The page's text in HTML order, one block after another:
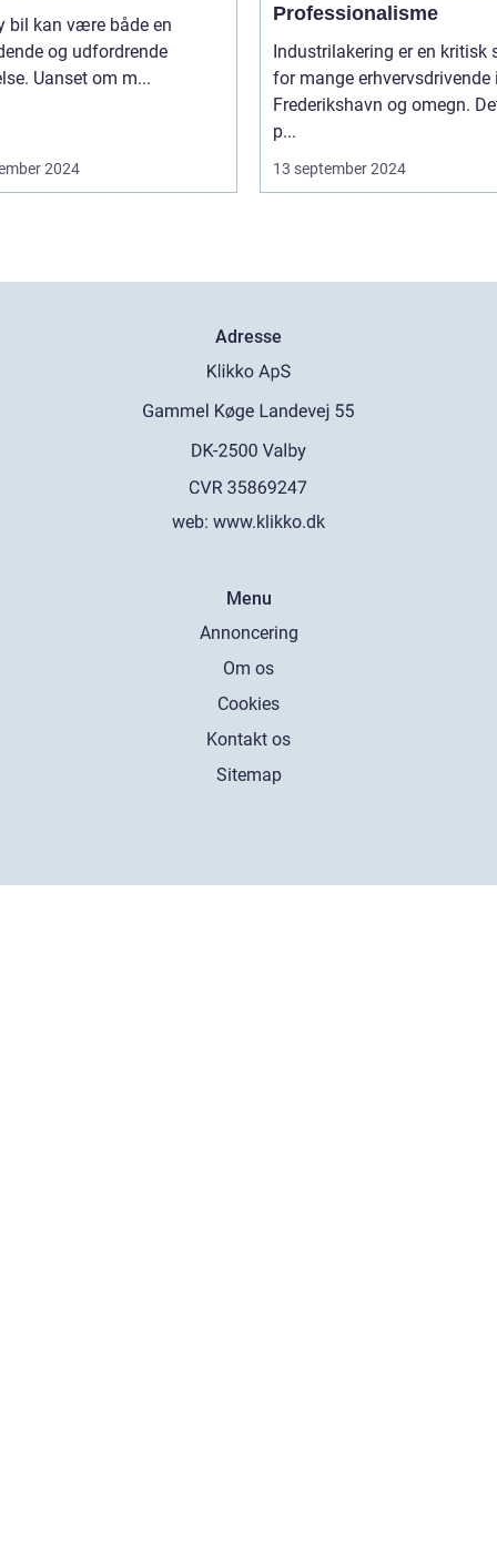
bil kan være både en
og udfordrende
Uanset om m...
2024
Professionalisme
Industrilakering er en kritisk
for mange erhvervsdrivende
Frederikshavn og omegn.
p...
13 september 2024
Adresse
web: www.klikko.dk
Menu
Annoncering
Om os
Cookies
Kontakt os
Sitemap